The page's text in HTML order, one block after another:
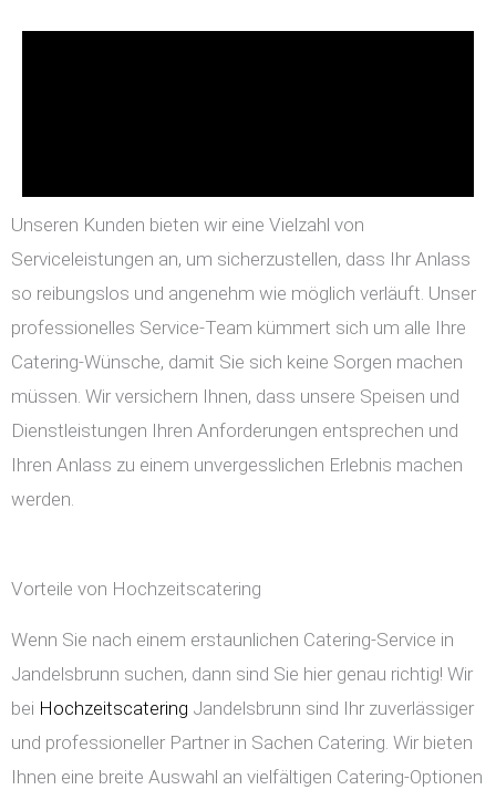
Unseren Kunden bieten wir eine Vielzahl von
Serviceleistungen an, um sicherzustellen, dass Ihr Anlass
so reibungslos und angenehm wie möglich verläuft. Unser
professionelles Service-Team kümmert sich um alle Ihre
Catering-Wünsche, damit Sie sich keine Sorgen machen
müssen. Wir versichern Ihnen, dass unsere Speisen und
Dienstleistungen Ihren Anforderungen entsprechen und
Ihren Anlass zu einem unvergesslichen Erlebnis machen
werden.
Vorteile von Hochzeitscatering
Wenn Sie nach einem erstaunlichen Catering-Service in
Jandelsbrunn suchen, dann sind Sie hier genau richtig! Wir
bei Hochzeitscatering Jandelsbrunn sind Ihr zuverlässiger
und professioneller Partner in Sachen Catering. Wir bieten
Ihnen eine breite Auswahl an vielfältigen Catering-Optionen